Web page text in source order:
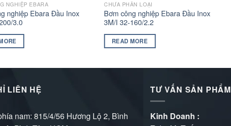
NGHIỆP EBARA
nghiệp Ebara Đầu Inox
3.0
CHƯA PHÂN LOẠI
Bơm công nghiệp Ebara Đầu Inox
3M/I 32-160/2.2
READ MORE
LIÊN HỆ
nam: 815/4/56 Hương Lộ 2, Bình
TƯ VẤN SẢN PHẨM
Kinh Doanh :